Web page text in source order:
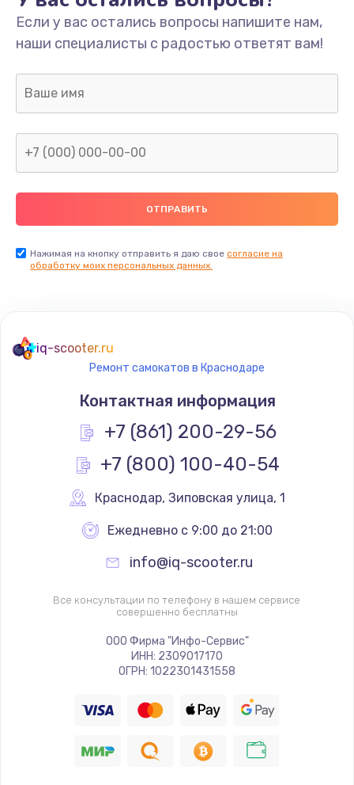
Если у вас остались вопросы напишите нам,
наши специалисты с радостью ответят вам!
Нажимая на кнопку отправить я даю свое согласие на
обработку моих персональных данных.
iq-scooter.ru
Ремонт самокатов в Краснодаре
Контактная информация
+7 (861) 200-29-56
+7 (800) 100-40-54
Краснодар, Зиповская улица, 1
Ежедневно с 9:00 до 21:00
info@iq-scooter.ru
Все консультации по телефону в нашем сервисе
совершенно бесплатны
ООО Фирма "Инфо-Сервис"
ИНН: 2309017170
ОГРН: 1022301431558